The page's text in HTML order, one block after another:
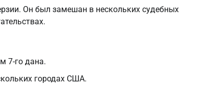
Он был замешан в нескольких судебных
7-го дана.
городах США.